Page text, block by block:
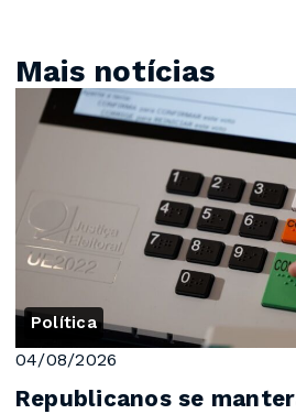
Mais notícias
Política
04/08/2026
Republicanos se